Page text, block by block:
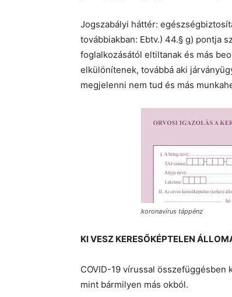
Jogszabályi háttér:
továbbiakban: Ebtv.) 44.§ g) pontja
foglalkozásától eltiltanak és más
elkülönítenek, továbbá aki
megjelenni nem tud és más
koronavírus táppénz
KI VESZ KERESŐKÉPTELEN
COVID-19 vírussal
mint bármilyen más okból.